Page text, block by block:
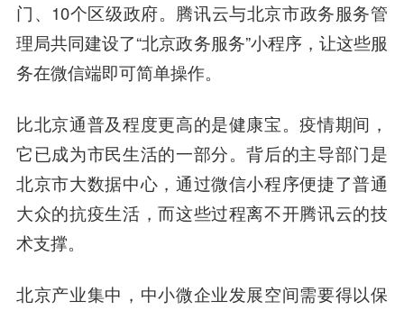
门、10个区级政府。腾讯云与北京市政务服务管
理局共同建设了“北京政务服务”小程序，让这些服
务在微信端即可简单操作。
比北京通普及程度更高的是健康宝。疫情期间，
它已成为市民生活的一部分。背后的主导部门是
北京市大数据中心，通过微信小程序便捷了普通
大众的抗疫生活，而这些过程离不开腾讯云的技
术支撑。
北京产业集中，中小微企业发展空间需要得以保